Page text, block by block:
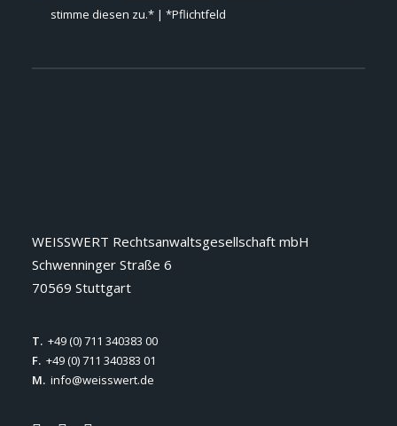
stimme diesen zu.* | *Pflichtfeld
WEISSWERT Rechtsanwaltsgesellschaft mbH
Schwenninger Straße 6
70569 Stuttgart
T. +49 (0) 711 340383 00
F. +49 (0) 711 340383 01
M. info@weisswert.de